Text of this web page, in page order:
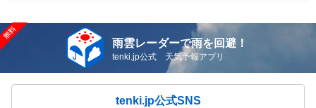
雨雲レーダーで雨を回避！
tenki.jp公式 天気予報アプリ
tenki.jp公式SNS